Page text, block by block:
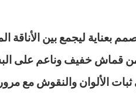
بعناية ليجمع بين
قماش خفيف وناعم على
الألوان والنقوش مع